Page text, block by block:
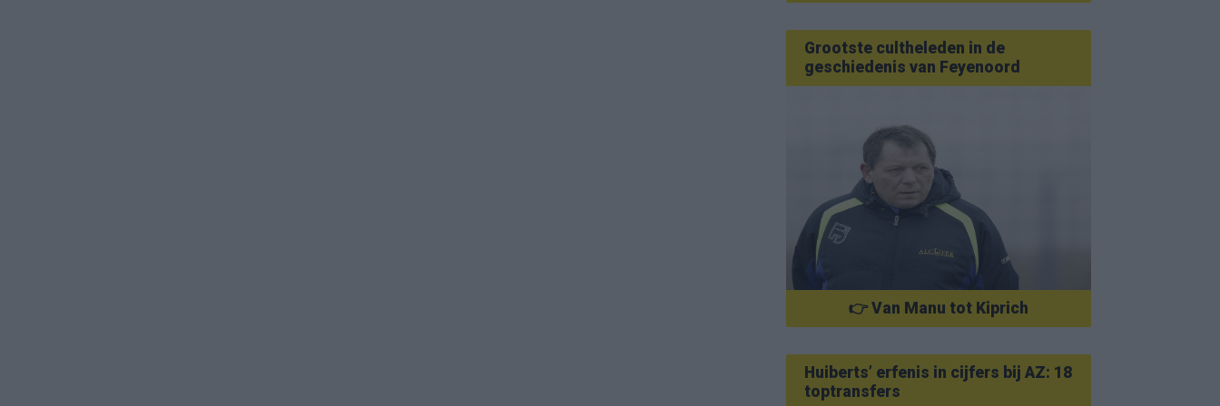
Grootste cultheleden in de
geschiedenis van Feyenoord
👉 Van Manu tot Kiprich
Huiberts’ erfenis in cijfers bij AZ: 18
toptransfers